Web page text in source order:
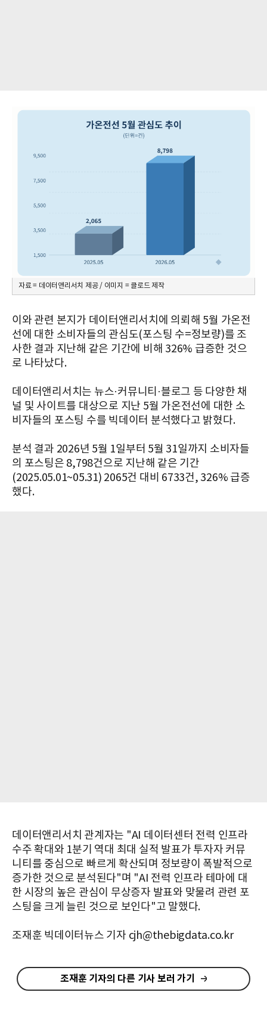
자료 = 데이터앤리서치 제공 / 이미지 = 클로드 제작
이와 관련 본지가 데이터앤리서치에 의뢰해 5월 가온전
선에 대한 소비자들의 관심도(포스팅 수=정보량)를 조
사한 결과 지난해 같은 기간에 비해 326% 급증한 것으
로 나타났다.
데이터앤리서치는 뉴스·커뮤니티·블로그 등 다양한 채
널 및 사이트를 대상으로 지난 5월 가온전선에 대한 소
비자들의 포스팅 수를 빅데이터 분석했다고 밝혔다.
분석 결과 2026년 5월 1일부터 5월 31일까지 소비자들
의 포스팅은 8,798건으로 지난해 같은 기간
(2025.05.01~05.31) 2065건 대비 6733건, 326% 급증
했다.
데이터앤리서치 관계자는 "AI 데이터센터 전력 인프라
수주 확대와 1분기 역대 최대 실적 발표가 투자자 커뮤
니티를 중심으로 빠르게 확산되며 정보량이 폭발적으로
증가한 것으로 분석된다"며 "AI 전력 인프라 테마에 대
한 시장의 높은 관심이 무상증자 발표와 맞물려 관련 포
스팅을 크게 늘린 것으로 보인다"고 말했다.
조재훈 빅데이터뉴스 기자 cjh@thebigdata.co.kr
조재훈 기자의 다른 기사 보러 가기